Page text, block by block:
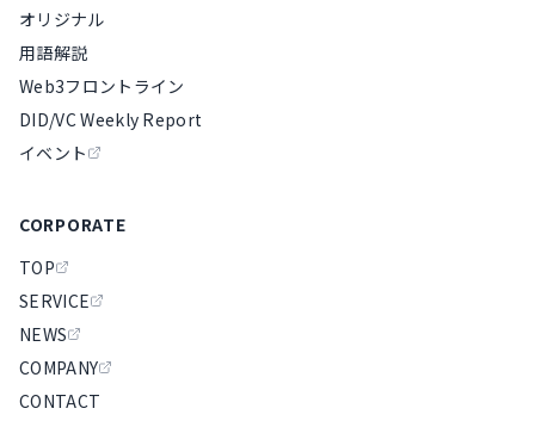
オリジナル
用語解説
Web3フロントライン
DID/VC Weekly Report
イベント
CORPORATE
TOP
SERVICE
NEWS
COMPANY
CONTACT